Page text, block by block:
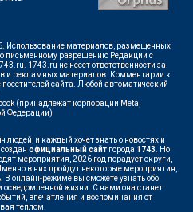
Использование материалов, размещенных
письменному разрешению Редакции с
1743.ru не несет ответственности за
и рекламных материалов. Комментарии к
сайта. Любой автоматический
(принадлежат корпорации Meta,
Федерации)
людей, и каждый хочет знать о новостях и
официальный сайт города 1743 . Но
мероприятия, 2026 год порадует округи,
в них пройдут некоторые мероприятия,
В онлайн-режиме вы сможете узнать обо
осведомленной жизни. С нами она станет
впечатления и воспоминания от
теплом.